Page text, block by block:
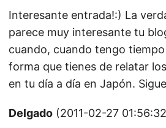
Interesante entrada!:) La
parece muy interesante tu
cuando, cuando tengo
forma que tienes de relatar
en tu día a día en Japón.
Delgado (2011-02-27